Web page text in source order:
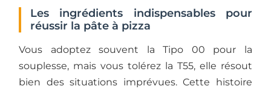
Les ingrédients indispensables pour
réussir la pâte à pizza
Vous adoptez souvent la Tipo 00 pour la
souplesse, mais vous tolérez la T55, elle résout
bien des situations imprévues. Cette histoire